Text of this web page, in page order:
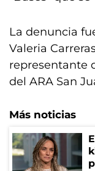
La denuncia
Valeria
representante
del ARA San
Más noticias